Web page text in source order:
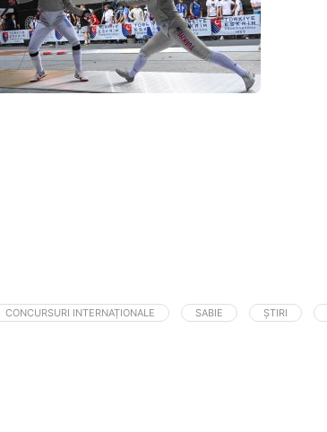
CONCURSURI INTERNAȚIONALE SABIE ȘTIRI